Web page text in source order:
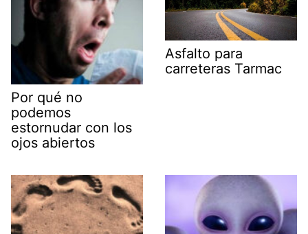
Por qué no
podemos
estornudar con los
ojos abiertos
Asfalto para
carreteras Tarmac